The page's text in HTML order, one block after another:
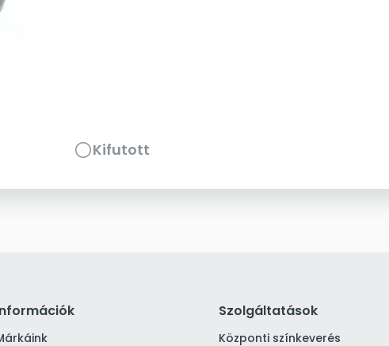
Kifutott
Szolgáltatások
Központi színkeverés